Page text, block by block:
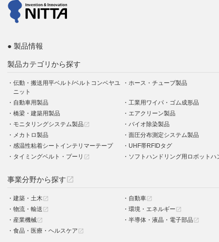
製品情報
製品カテゴリから探す
伝動・搬送用平ベルト/ベルトコンベヤユ
ニット
ホース・チューブ製品
自動車用製品
工業用ワイパ・ゴム成形品
橋梁・建築用製品
エアクリーン製品
モニタリングシステム製品 open_in_new
バイオ除染製品
メカトロ製品
面圧分布測定システム製品
感温性粘着シートインテリマーテープ
UHF帯RFIDタグ
タイミングベルト・プーリ open_in_new ソフトハンドリング用ロボットハ
事業分野から探す open_in_new
建築・土木open_in_new 自動車open_in_new
物流・輸送 open_in_new 環境・エネルギー open_in_new
産業機械open_in_new 半導体・液晶・電子部品 open_in_new
食品・医療・ヘルスケア open_in_new